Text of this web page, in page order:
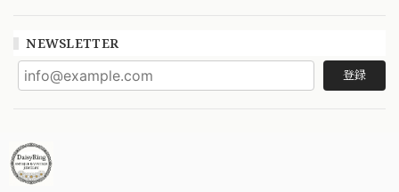
NEWSLETTER
登録